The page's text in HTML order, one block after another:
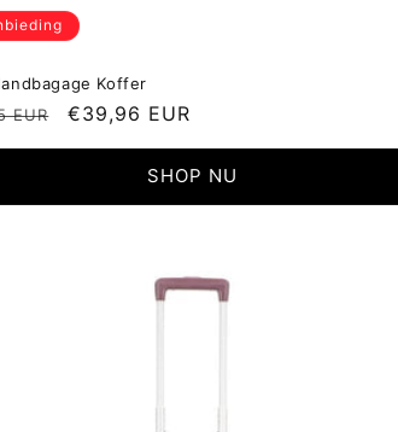
Koffer
EUR Aanbiedingsprijs
€39,96 EUR
SHOP NU